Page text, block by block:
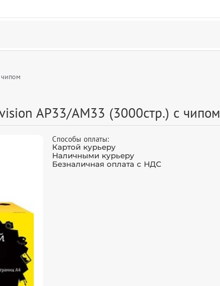
AP33/AM33 (3000стр.) с чипом
Способы оплаты:
Картой курьеру
Наличными курьеру
Безналичная оплата с НДС